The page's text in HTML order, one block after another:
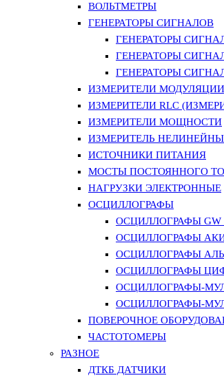
ВОЛЬТМЕТРЫ
ГЕНЕРАТОРЫ СИГНАЛОВ
ГЕНЕРАТОРЫ
ГЕНЕРАТОРЫ
ГЕНЕРАТОРЫ
ИЗМЕРИТЕЛИ
ИЗМЕРИТЕЛИ RLC
ИЗМЕРИТЕЛИ МОЩНОСТИ
ИЗМЕРИТЕЛЬ
ИСТОЧНИКИ ПИТАНИЯ
МОСТЫ ПОСТОЯННОГО
НАГРУЗКИ ЭЛЕКТРОННЫЕ
ОСЦИЛЛОГРАФЫ
ОСЦИЛЛОГРАФЫ GW
ОСЦИЛЛОГРАФЫ
ОСЦИЛЛОГРАФЫ
ОСЦИЛЛОГРАФЫ
ОСЦИЛЛОГРАФЫ-
ОСЦИЛЛОГРАФЫ-
ПОВЕРОЧНОЕ
ЧАСТОТОМЕРЫ
РАЗНОЕ
ДТКБ ДАТЧИКИ